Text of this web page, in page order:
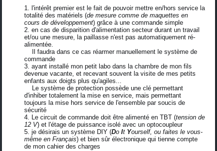
l'intérêt premier est le fait de pouvoir mettre en/hors service la
totalité des matériels (de mesure comme de maquettes en
cours de développement) grâce à une commande simple
en cas de disparition d'alimentation secteur durant un travail
et/ou une mesure, la paillasse n'est pas automatiquement ré-
alimentée.
Il faudra dans ce cas réarmer manuellement le système de
commande
ayant installé mon petit labo dans la chambre de mon fils
devenue vacante, et recevant souvent la visite de mes petits
enfants aux doigts plus qu'agiles...
Le système de protection possède une clé permettant
d'inhiber totalement la mise en service, mais permettant
toujours la mise hors service de l'ensemble par soucis de
sécurité
Le circuit de commande doit être alimenté en TBT (tension de
12 V) et l'étage de puissance isolé avec un optocoupleur
je désirais un système DIY (DoIt Yourself, ou faites le vous-
même en Français) et bien sûr électronique qui tienne compte
de mon cahier des charges